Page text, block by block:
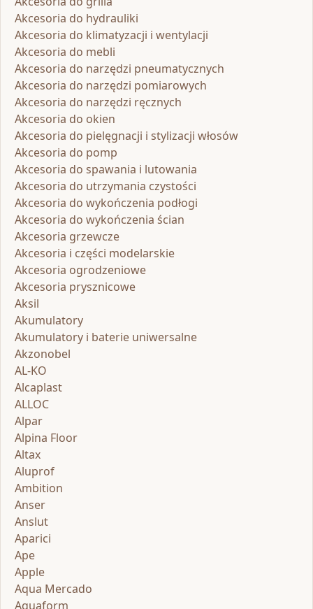
Akcesoria do hydrauliki
Akcesoria do klimatyzacji i wentylacji
Akcesoria do mebli
Akcesoria do narzędzi pneumatycznych
Akcesoria do narzędzi pomiarowych
Akcesoria do narzędzi ręcznych
Akcesoria do okien
Akcesoria do pielęgnacji i stylizacji włosów
Akcesoria do pomp
Akcesoria do spawania i lutowania
Akcesoria do utrzymania czystości
Akcesoria do wykończenia podłogi
Akcesoria do wykończenia ścian
Akcesoria grzewcze
Akcesoria i części modelarskie
Akcesoria ogrodzeniowe
Akcesoria prysznicowe
Aksil
Akumulatory
Akumulatory i baterie uniwersalne
Akzonobel
AL-KO
Alcaplast
ALLOC
Alpar
Alpina Floor
Altax
Aluprof
Ambition
Anser
Anslut
Aparici
Ape
Apple
Aqua Mercado
Aquaform